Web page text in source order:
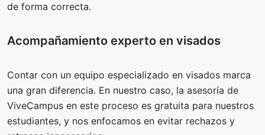
de forma correcta.
Acompañamiento experto en visados
Contar con un equipo especializado en visados marca
una gran diferencia. En nuestro caso, la asesoría de
ViveCampus en este proceso es gratuita para nuestros
estudiantes, y nos enfocamos en evitar rechazos y